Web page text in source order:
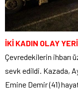
İKİ KADIN OLAY
Çevredekilerin ihbarı
sevk edildi. Kazada,
Emine Demir (41)